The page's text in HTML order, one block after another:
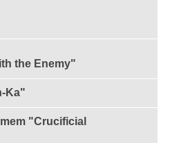
the Enemy"
Ka"
"Crucificial